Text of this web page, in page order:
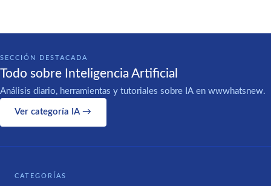
SECCIÓN DESTACADA
Todo sobre Inteligencia Artificial
Análisis diario, herramientas y tutoriales sobre IA en wwwhatsnew.
Ver categoría IA →
CATEGORÍAS